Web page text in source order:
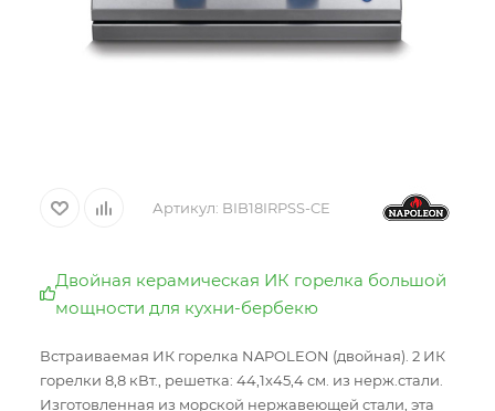
Артикул: BIB18IRPSS-CE
Двойная керамическая ИК горелка большой
мощности для кухни-бербекю
Встраиваемая ИК горелка NAPOLEON (двойная). 2 ИК
горелки 8,8 кВт., решетка: 44,1x45,4 см. из нерж.стали.
Изготовленная из морской нержавеющей стали, эта